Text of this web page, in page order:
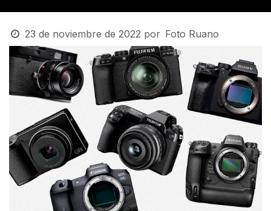
23 de noviembre de 2022 por Foto Ruano